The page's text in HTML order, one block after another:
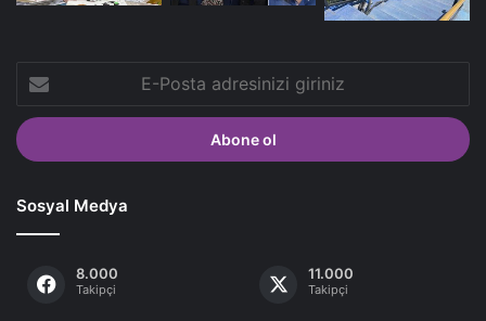
Posta
adresinizi
giriniz
Sosyal Medya
8.000
Takipçi
11.000
Takipçi